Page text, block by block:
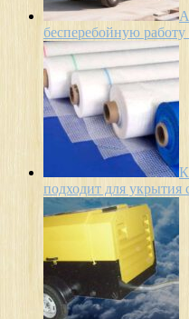
бесперебойную работу
подходит для укрытия